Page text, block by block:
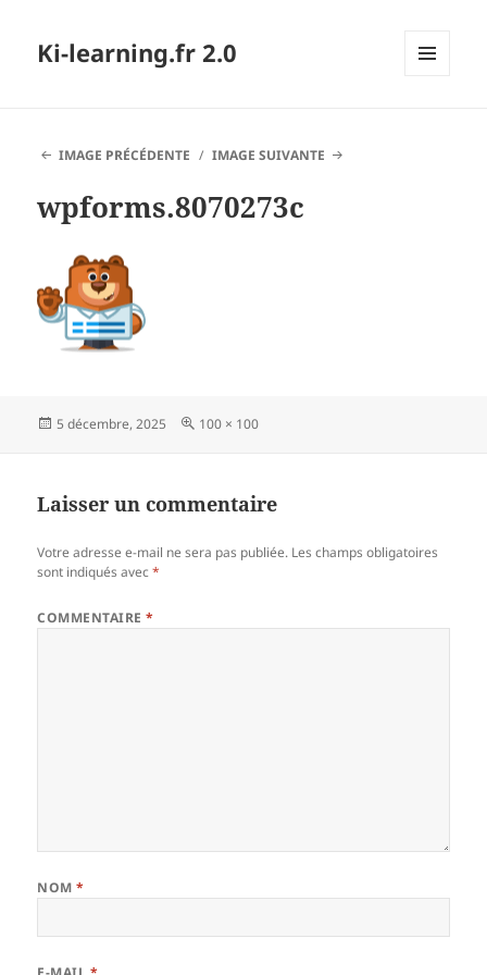
Ki-learning.fr 2.0
IMAGE PRÉCÉDENTE
IMAGE SUIVANTE
wpforms.8070273c
Publié
5 décembre, 2025
Taille
100 × 100
Laisser un commentaire
Votre adresse e-mail ne sera pas publiée. Les champs obligatoires
sont indiqués avec*
COMMENTAIRE*
NOM*